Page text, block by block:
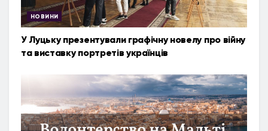
НОВИНИ
У Луцьку презентували графічну новелу про війну
та виставку портретів українців